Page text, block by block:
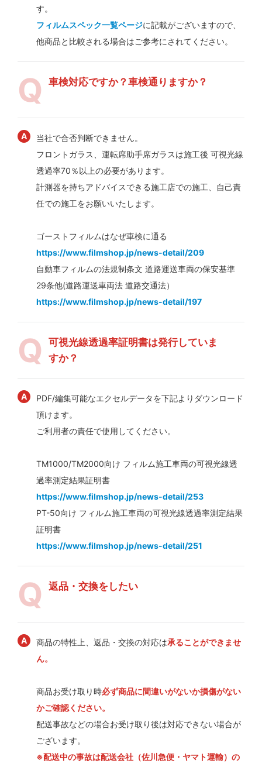
す。
フィルムスペック一覧ページに記載がございますので、
他商品と比較される場合はご参考にされてください。
車検対応ですか？車検通りますか？
当社で合否判断できません。
フロントガラス、運転席助手席ガラスは施工後 可視光線
透過率70％以上の必要があります。
計測器を持ちアドバイスできる施工店での施工、自己責
任での施工をお願いいたします。
ゴーストフィルムはなぜ車検に通る
https://www.filmshop.jp/news-detail/209
自動車フィルムの法規制条文 道路運送車両の保安基準
29条他(道路運送車両法 道路交通法）
https://www.filmshop.jp/news-detail/197
可視光線透過率証明書は発行していま
すか？
PDF/編集可能なエクセルデータを下記よりダウンロード
頂けます。
ご利用者の責任で使用してください。
TM1000/TM2000向け フィルム施工車両の可視光線透
過率測定結果証明書
https://www.filmshop.jp/news-detail/253
PT-50向け フィルム施工車両の可視光線透過率測定結果
証明書
https://www.filmshop.jp/news-detail/251
返品・交換をしたい
商品の特性上、返品・交換の対応は承ることができませ
ん。
商品お受け取り時必ず商品に間違いがないか損傷がない
かご確認ください。
配送事故などの場合お受け取り後は対応できない場合が
ございます。
※配送中の事故は配送会社（佐川急便・ヤマト運輸）の